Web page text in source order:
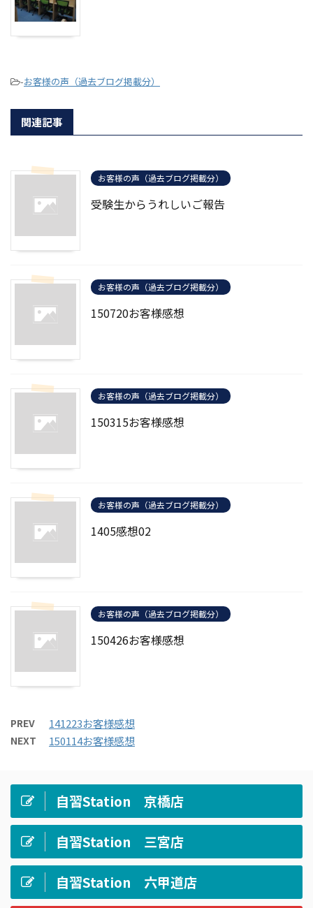
-お客様の声（過去ブログ掲載分）
関連記事
お客様の声（過去ブログ掲載分）
受験生からうれしいご報告
お客様の声（過去ブログ掲載分）
150720お客様感想
お客様の声（過去ブログ掲載分）
150315お客様感想
お客様の声（過去ブログ掲載分）
1405感想02
お客様の声（過去ブログ掲載分）
150426お客様感想
PREV 141223お客様感想
NEXT 150114お客様感想
自習Station 京橋店
自習Station 三宮店
自習Station 六甲道店